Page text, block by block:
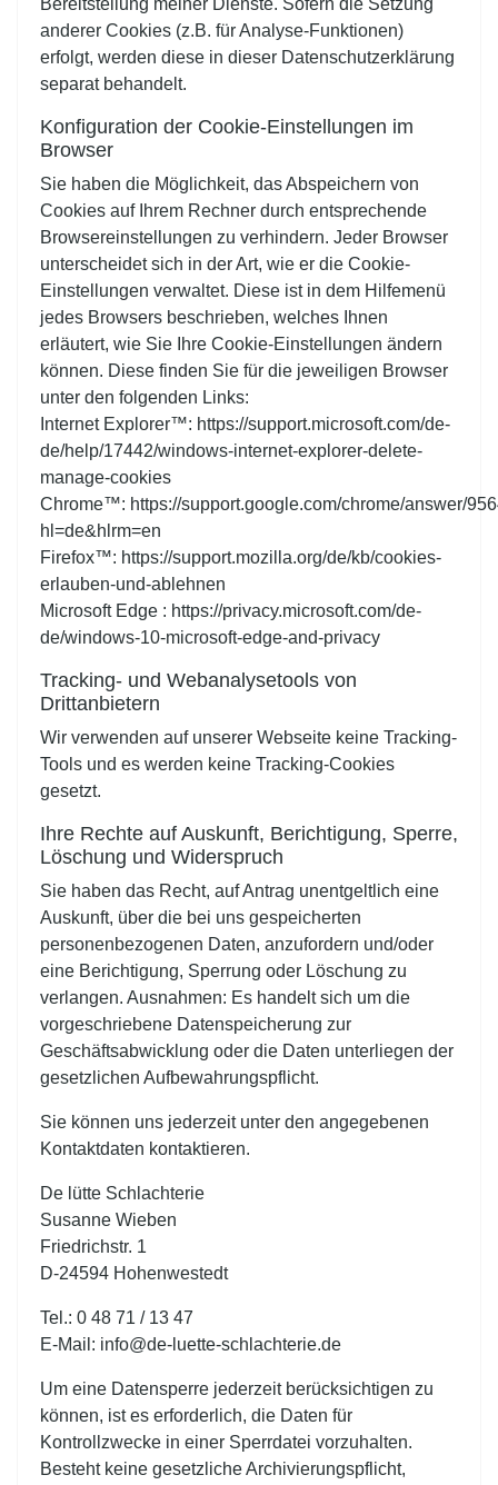
Bereitstellung meiner Dienste. Sofern die Setzung
anderer Cookies (z.B. für Analyse-Funktionen)
erfolgt, werden diese in dieser Datenschutzerklärung
separat behandelt.
Konfiguration der Cookie-Einstellungen im
Browser
Sie haben die Möglichkeit, das Abspeichern von
Cookies auf Ihrem Rechner durch entsprechende
Browsereinstellungen zu verhindern. Jeder Browser
unterscheidet sich in der Art, wie er die Cookie-
Einstellungen verwaltet. Diese ist in dem Hilfemenü
jedes Browsers beschrieben, welches Ihnen
erläutert, wie Sie Ihre Cookie-Einstellungen ändern
können. Diese finden Sie für die jeweiligen Browser
unter den folgenden Links:
Internet Explorer™: https://support.microsoft.com/de-
de/help/17442/windows-internet-explorer-delete-
manage-cookies
Chrome™: https://support.google.com/chrome/answer/
hl=de&hlrm=en
Firefox™: https://support.mozilla.org/de/kb/cookies-
erlauben-und-ablehnen
Microsoft Edge : https://privacy.microsoft.com/de-
de/windows-10-microsoft-edge-and-privacy
Tracking- und Webanalysetools von
Drittanbietern
Wir verwenden auf unserer Webseite keine Tracking-
Tools und es werden keine Tracking-Cookies
gesetzt.
Ihre Rechte auf Auskunft, Berichtigung, Sperre,
Löschung und Widerspruch
Sie haben das Recht, auf Antrag unentgeltlich eine
Auskunft, über die bei uns gespeicherten
personenbezogenen Daten, anzufordern und/oder
eine Berichtigung, Sperrung oder Löschung zu
verlangen. Ausnahmen: Es handelt sich um die
vorgeschriebene Datenspeicherung zur
Geschäftsabwicklung oder die Daten unterliegen der
gesetzlichen Aufbewahrungspflicht.
Sie können uns jederzeit unter den angegebenen
Kontaktdaten kontaktieren.
De lütte Schlachterie
Susanne Wieben
Friedrichstr. 1
D-24594 Hohenwestedt
Tel.: 0 48 71 / 13 47
E-Mail: info@de-luette-schlachterie.de
Um eine Datensperre jederzeit berücksichtigen zu
können, ist es erforderlich, die Daten für
Kontrollzwecke in einer Sperrdatei vorzuhalten.
Besteht keine gesetzliche Archivierungspflicht,